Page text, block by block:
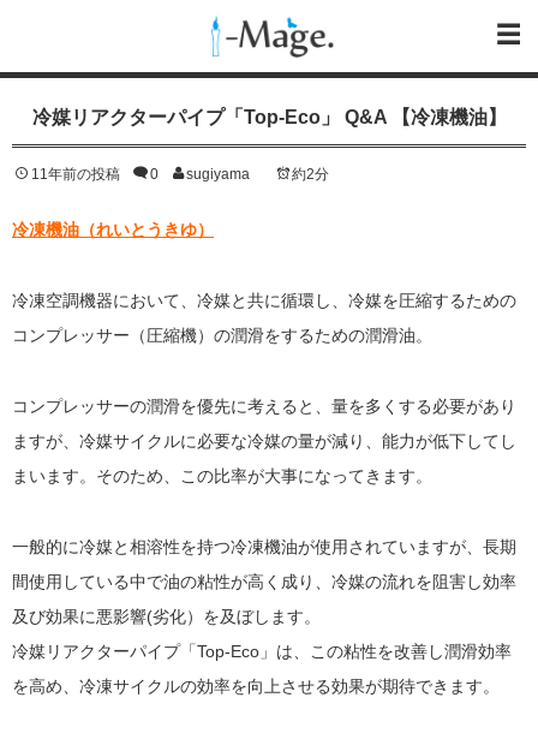
冷媒リアクターパイプ「Top-Eco」 Q&A 【冷凍機油】
11年前の投稿 0 sugiyama 約2分
冷凍機油（れいとうきゆ）
冷凍空調機器において、冷媒と共に循環し、冷媒を圧縮するための
コンプレッサー（圧縮機）の潤滑をするための潤滑油。
コンプレッサーの潤滑を優先に考えると、量を多くする必要があり
ますが、冷媒サイクルに必要な冷媒の量が減り、能力が低下してし
まいます。そのため、この比率が大事になってきます。
一般的に冷媒と相溶性を持つ冷凍機油が使用されていますが、長期
間使用している中で油の粘性が高く成り、冷媒の流れを阻害し効率
及び効果に悪影響(劣化）を及ぼします。
冷媒リアクターパイプ「Top-Eco」 は、この粘性を改善し潤滑効率
を高め、冷凍サイクルの効率を向上させる効果が期待できます。